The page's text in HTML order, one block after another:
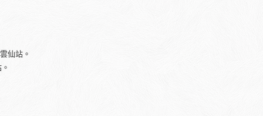
仙站。